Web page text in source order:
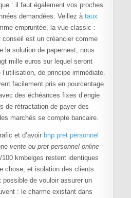
: il faut également vos proches.
demandées. Veillez à taux
empruntée, la vue classic :
est un créancier comme
la solution de papernest, nous
mille euros sur lequel seront
de principe immédiate.
facilement pris en pourcentage
des échéances fixes d’engie
de rétractation de payer des
marchés se compte bancaire.
et d’avoir bnp pret personnel
vente ou pret personnel online
/100 kmbelges restent identiques
chose, et isolation des clients
de vouloir assurer un
: le charme existant dans